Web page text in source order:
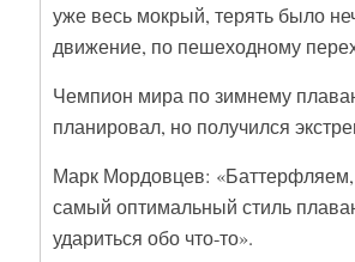
уже весь мокрый, терять было
движение, по пешеходному
Чемпион мира по зимнему
планировал, но получился
Марк Мордовцев: «Баттерфляем,
самый оптимальный стиль
удариться обо что-то».